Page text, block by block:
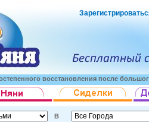
восстановления после
В